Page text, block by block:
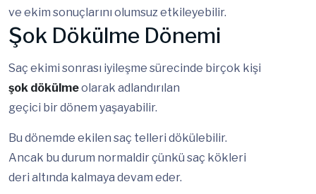
ve ekim sonuçlarını olumsuz etkileyebilir.
Şok Dökülme Dönemi
Saç ekimi sonrası iyileşme sürecinde birçok kişi
şok dökülmeolarak adlandırılan
geçici bir dönem yaşayabilir.
Bu dönemde ekilen saç telleri dökülebilir.
Ancak bu durum normaldir çünkü saç kökleri
deri altında kalmaya devam eder.